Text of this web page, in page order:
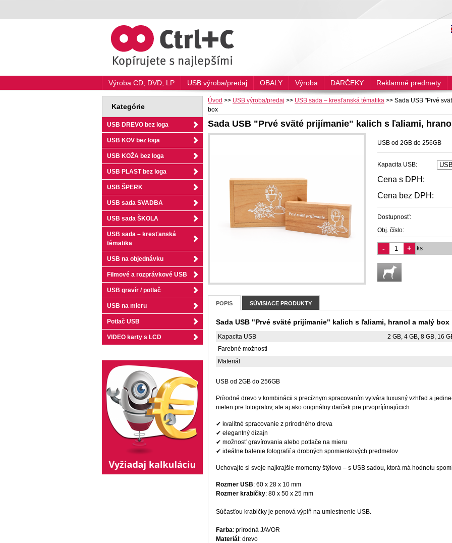
Úvod >> USB výroba/predaj >> USB sada – kresťanská tématika >> Sada USB "Prvé
box
Sada USB "Prvé sväté prijímanie" kalich s ľaliami,
USB od 2GB do 256GB
Kapacita USB:
Cena s DPH:
Cena bez DPH:
Dostupnosť:
Obj. číslo:
- + ks
POPIS SÚVISIACE PRODUKTY
Sada USB "Prvé sväté prijímanie" kalich s ľaliami, hranol a malý box
Kapacita USB
2 GB, 4 GB, 8 GB, 16
Farebné možnosti
Materiál
USB od 2GB do 256GB
Prírodné drevo v kombinácii s precíznym spracovaním vytvára luxusný vzhľad a
nielen pre fotografov, ale aj ako originálny darček pre prvopríjímajúcich
✔ kvalitné spracovanie z prírodného dreva
✔ elegantný dizajn
✔ možnosť gravírovania alebo potlače na mieru
✔ ideálne balenie fotografií a drobných spomienkových predmetov
Uchovajte si svoje najkrajšie momenty štýlovo – s USB sadou, ktorá má hodnotu
Rozmer USB: 60 x 28 x 10 mm
Rozmer krabičky: 80 x 50 x 25 mm
Súčasťou krabičky je penová výplň na umiestnenie USB.
Farba: prírodná JAVOR
Materiál: drevo
Kategórie
USB DREVO bez loga
USB KOV bez loga
USB KOŽA bez loga
USB PLAST bez loga
USB ŠPERK
USB sada SVADBA
USB sada ŠKOLA
USB sada – kresťanská
tématika
USB na objednávku
Filmové a rozprávkové USB
USB gravír / potlač
USB na mieru
Potlač USB
VIDEO karty s LCD
Výroba CD, DVD, LP USB výroba/predaj OBALY Výroba DARČEKY Reklamné predmety